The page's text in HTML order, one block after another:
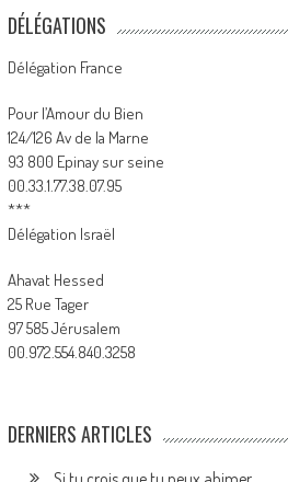
DÉLÉGATIONS
Délégation France
Pour l’Amour du Bien
124/126 Av de la Marne
93 800 Epinay sur seine
00.33.1.77.38.07.95
***
Délégation Israël
Ahavat Hessed
25 Rue Tager
97 585 Jérusalem
00.972.554.840.3258
DERNIERS ARTICLES